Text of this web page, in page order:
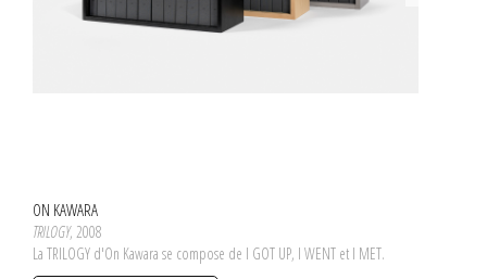
ON KAWARA
TRILOGY, 2008
La TRILOGY d'On Kawara se compose de I GOT UP, I WENT et I MET.